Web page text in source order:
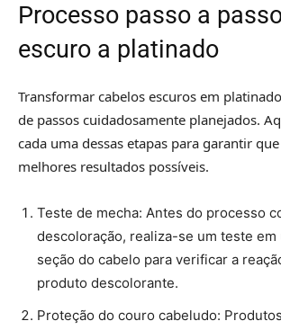
Processo passo a
escuro a platinado
Transformar cabelos escuros em
de passos cuidadosamente planejados.
cada uma dessas etapas para garantir
melhores resultados possíveis.
Teste de mecha: Antes do processo
descoloração, realiza-se um teste em
seção do cabelo para verificar a
produto descolorante.
Proteção do couro cabeludo: